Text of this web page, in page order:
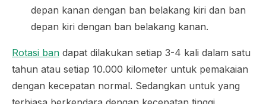
depan kanan dengan ban belakang kiri dan ban
depan kiri dengan ban belakang kanan.
Rotasi ban dapat dilakukan setiap 3-4 kali dalam satu
tahun atau setiap 10.000 kilometer untuk pemakaian
dengan kecepatan normal. Sedangkan untuk yang